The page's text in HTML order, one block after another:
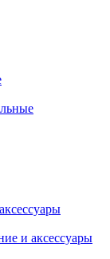
и аксессуары